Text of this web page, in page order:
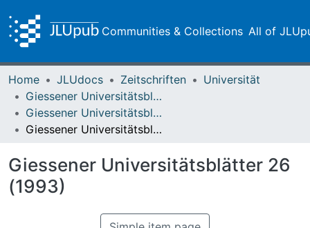
Communities & Collections All of
Home JLUdocs Zeitschriften
Universität
Giessener Universitätsblätter
Giessener Universitätsblätter 26 (1993)
Giessener Universitätsblätter 26 (1993)
Giessener Universitätsblätter 26
(1993)